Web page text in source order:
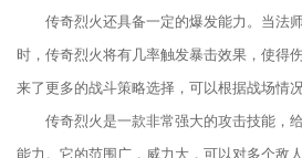
传奇烈火还具备一定的爆发能力。当法
时，传奇烈火将有几率触发暴击效果，使得
来了更多的战斗策略选择，可以根据战场情
传奇烈火是一款非常强大的攻击技能，
能力。它的范围广，威力大，可以对多个敌